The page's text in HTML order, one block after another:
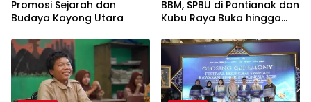
Promosi Sejarah dan
Budaya Kayong Utara
BBM, SPBU di Pontianak dan
Kubu Raya Buka hingga
Antrean